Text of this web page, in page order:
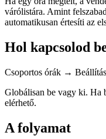
várólistára. Amint
automatikusan értesíti az
Hol kapcsolod
Csoportos órák →
Globálisan be vagy ki. Ha
elérhető.
A folyamat